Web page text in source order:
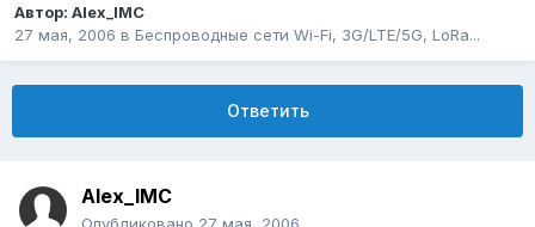
Автор: Alex_IMC
27 мая, 2006 в Беспроводные сети Wi-Fi, 3G/LTE/5G, LoRa...
Ответить
Alex_IMC